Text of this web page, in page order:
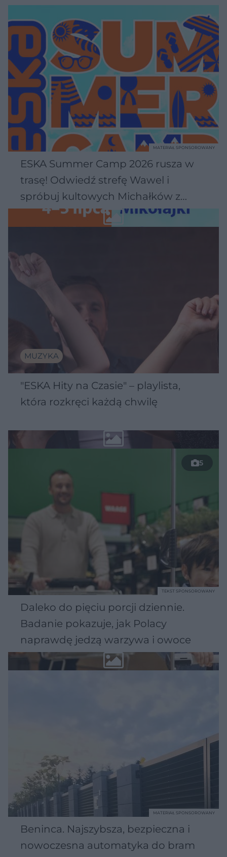
ESKA Summer Camp 2026 rusza w
trasę! Odwiedź strefę Wawel i
spróbuj kultowych Michałków z
Wawelu
MATERIAŁ SPONSOROWANY
MUZYKA
"ESKA Hity na Czasie" – playlista,
która rozkręci każdą chwilę
5
Daleko do pięciu porcji dziennie.
Badanie pokazuje, jak Polacy
naprawdę jedzą warzywa i owoce
TEKST SPONSOROWANY
Beninca. Najszybsza, bezpieczna i
nowoczesna automatyka do bram
MATERIAŁ SPONSOROWANY